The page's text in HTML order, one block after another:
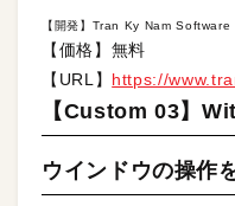
【開発】Tran Ky Nam Software
【価格】無料
【URL】 https://
【Custom 03】
ウインドウの操作